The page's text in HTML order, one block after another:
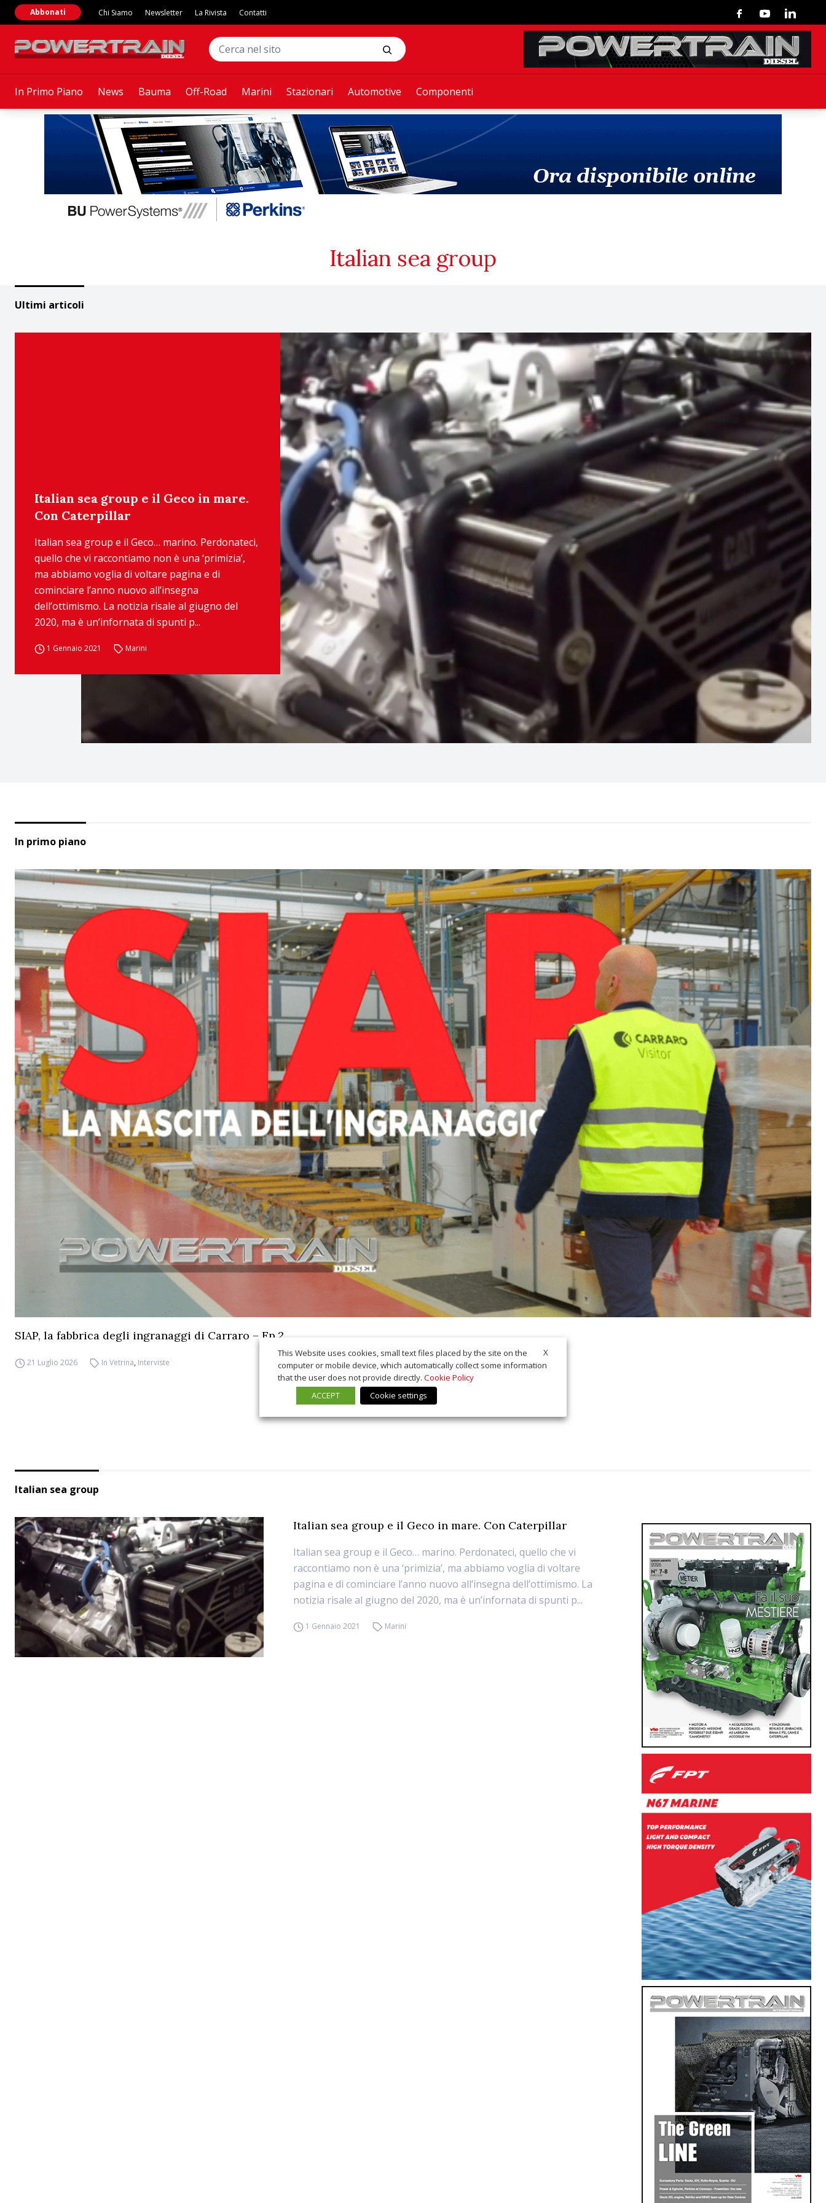
In Primo Piano News Bauma Off-Road Marini Stazionari Automotive Componenti
Abbonati Chi Siamo Newsletter La Rivista Contatti FacebookYoutubeLinkedin
Italian sea group
Ultimi articoli
Italian sea group e il Geco in mare.
Con Caterpillar
Italian sea group e il Geco… marino. Perdonateci,
quello che vi raccontiamo non è una ‘primizia’,
ma abbiamo voglia di voltare pagina e di
cominciare l’anno nuovo all’insegna
dell’ottimismo. La notizia risale al giugno del
2020, ma è un’infornata di spunti p...
1 Gennaio 2021 Marini
In primo piano
SIAP, la fabbrica degli ingranaggi di Carraro – Ep.2
21 Luglio 2026 In Vetrina, Interviste
Italian sea group
Italian sea group e il Geco in mare. Con Caterpillar
Italian sea group e il Geco… marino. Perdonateci, quello che vi
raccontiamo non è una ‘primizia’, ma abbiamo voglia di voltare
pagina e di cominciare l’anno nuovo all’insegna dell’ottimismo. La
notizia risale al giugno del 2020, ma è un’infornata di spunti p...
1 Gennaio 2021 Marini
X
This Website uses cookies, small text files placed by the site on the
computer or mobile device, which automatically collect some information
that the user does not provide directly. Cookie Policy
ACCEPT
Cookie settings